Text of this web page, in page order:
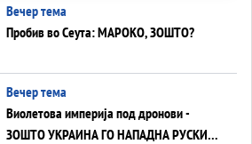
Вечер тема
Пробив во Сеута: МАРОКО, ЗОШТО?
Вечер тема
Виолетова империја под дронови -
ЗОШТО УКРАИНА ГО НАПАДНА РУСКИОТ